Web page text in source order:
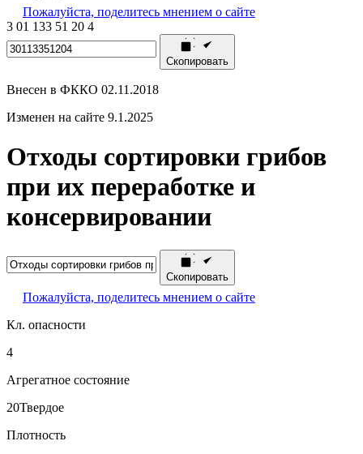
Пожалуйста, поделитесь мнением о сайте
3 01 133 51 20 4
Скопировать
Внесен в ФККО 02.11.2018
Изменен на сайте 9.1.2025
Отходы сортировки грибов
при их переработке и
консервировании
Скопировать
Пожалуйста, поделитесь мнением о сайте
Кл. опасности
4
Агрегатное состояние
20Твердое
Плотность